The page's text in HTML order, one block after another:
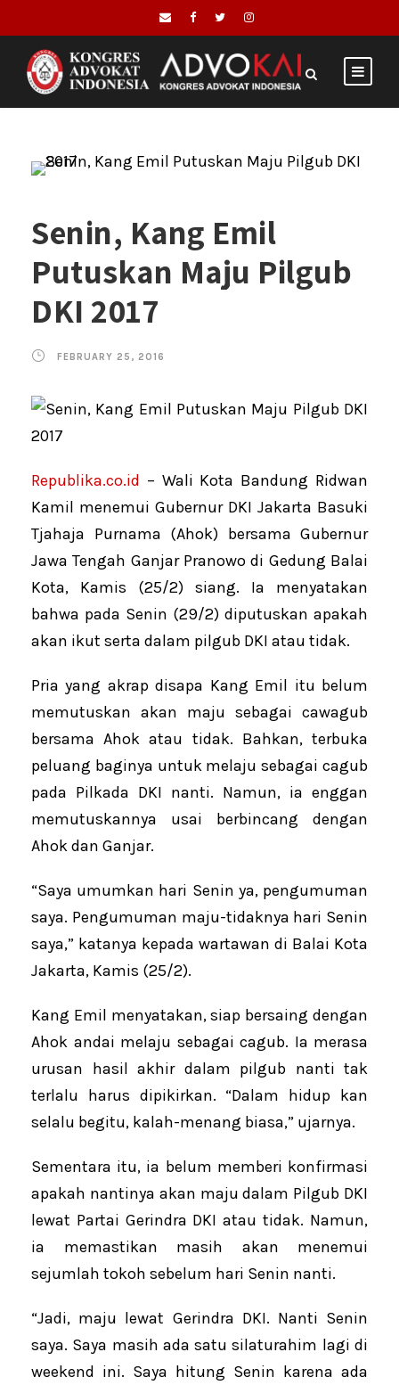
Senin, Kang Emil
Putuskan Maju Pilgub
DKI 2017
FEBRUARY 25, 2016
Republika.co.id – Wali Kota Bandung Ridwan
Kamil menemui Gubernur DKI Jakarta Basuki
Tjahaja Purnama (Ahok) bersama Gubernur
Jawa Tengah Ganjar Pranowo di Gedung Balai
Kota, Kamis (25/2) siang. Ia menyatakan
bahwa pada Senin (29/2) diputuskan apakah
akan ikut serta dalam pilgub DKI atau tidak.
Pria yang akrap disapa Kang Emil itu belum
memutuskan akan maju sebagai cawagub
bersama Ahok atau tidak. Bahkan, terbuka
peluang baginya untuk melaju sebagai cagub
pada Pilkada DKI nanti. Namun, ia enggan
memutuskannya usai berbincang dengan
Ahok dan Ganjar.
“Saya umumkan hari Senin ya, pengumuman
saya. Pengumuman maju-tidaknya hari Senin
saya,” katanya kepada wartawan di Balai Kota
Jakarta, Kamis (25/2).
Kang Emil menyatakan, siap bersaing dengan
Ahok andai melaju sebagai cagub. Ia merasa
urusan hasil akhir dalam pilgub nanti tak
terlalu harus dipikirkan. “Dalam hidup kan
selalu begitu, kalah-menang biasa,” ujarnya.
Sementara itu, ia belum memberi konfirmasi
apakah nantinya akan maju dalam Pilgub DKI
lewat Partai Gerindra DKI atau tidak. Namun,
ia memastikan masih akan menemui
sejumlah tokoh sebelum hari Senin nanti.
“Jadi, maju lewat Gerindra DKI. Nanti Senin
saya. Saya masih ada satu silaturahim lagi di
weekend ini. Saya hitung Senin karena ada